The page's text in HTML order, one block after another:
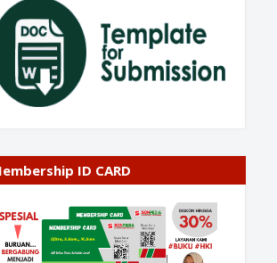
ID CARD